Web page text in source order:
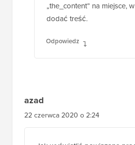
„the_content” na miejsce,
dodać treść.
Odpowiedz
azad
22 czerwca 2020 o 2:24